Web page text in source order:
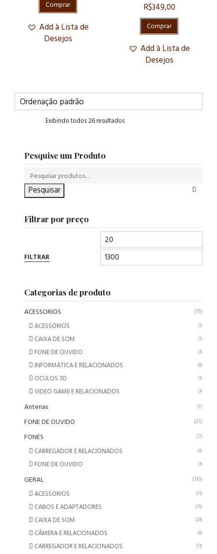
Comprar
Add à Lista de
Desejos
R$349,00
Comprar
Add à Lista de
Desejos
Exibindo todos 26 resultados
Pesquise um Produto
Pesquisar
Filtrar por preço
FILTRAR
Categorias de produto
ACESSORIOS (15)
ACESSORIOS (1)
CAIXA DE SOM (1)
FONE DE OUVIDO (3)
INFORMÁTICA E RELACIONADOS (4)
OCULOS 3D (1)
VIDEO GAME E RELACIONADOS (3)
Antenas (1)
FONE DE OUVIDO (21)
FONES (7)
CARREGADOR E RELACIONADOS (4)
FONE DE OUVIDO (3)
GERAL (110)
ACESSORIOS (11)
CABOS E ADAPTADORES (15)
CAIXA DE SOM (29)
CÂMERA E RELACIONADOS (4)
CARREGADOR E RELACIONADOS (13)